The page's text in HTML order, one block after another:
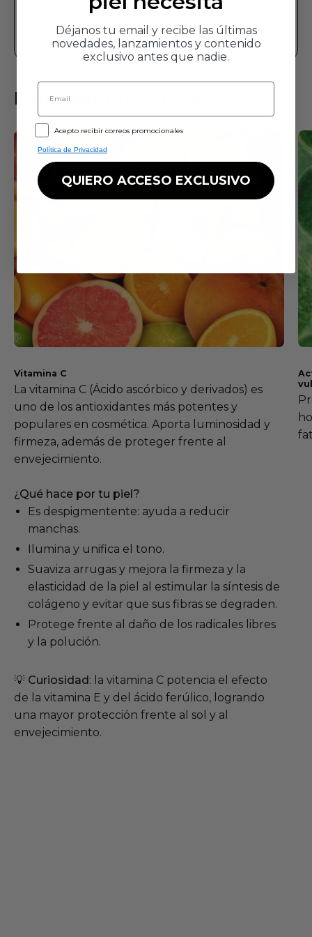
4/ Sérum Glicolmix Exfoliante (1 o 2 noches por
semana)
5/ Crema (piel seca)
Ingredientes activos
Vitamina C
La vitamina C (Ácido ascórbico y derivados) es
uno de los antioxidantes más potentes y
populares en cosmética. Aporta luminosidad y
firmeza, además de proteger frente al
envejecimiento.
¿Qué hace por tu piel?
Es despigmentente: ayuda a reducir
manchas.
Ilumina y unifica el tono.
Suaviza arrugas y mejora la firmeza y la
elasticidad de la piel al estimular la síntesis de
colágeno y evitar que sus fibras se degraden.
Protege frente al daño de los radicales libres
y la polución.
💡 Curiosidad: la vitamina C potencia el efecto
de la vitamina E y del ácido ferúlico, logrando
una mayor protección frente al sol y al
envejecimiento.
Déjanos tu email y recibe las últimas
novedades, lanzamientos y contenido
exclusivo antes que nadie.
Email
GDPRAcepto recibir correos promocionales
Política de Privacidad
QUIERO ACCESO EXCLUSIVO